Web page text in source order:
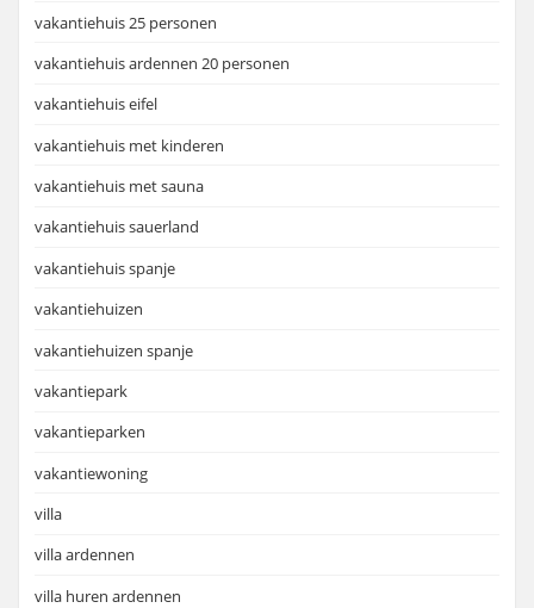
vakantiehuis 25 personen
vakantiehuis ardennen 20 personen
vakantiehuis eifel
vakantiehuis met kinderen
vakantiehuis met sauna
vakantiehuis sauerland
vakantiehuis spanje
vakantiehuizen
vakantiehuizen spanje
vakantiepark
vakantieparken
vakantiewoning
villa
villa ardennen
villa huren ardennen